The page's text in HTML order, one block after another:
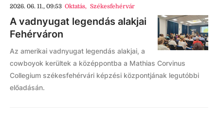
2026. 06. 11., 09:53 Oktatás, Székesfehérvár
A vadnyugat legendás alakjai
Fehérváron
Az amerikai vadnyugat legendás alakjai, a
cowboyok kerültek a középpontba a Mathias Corvinus
Collegium székesfehérvári képzési központjának legutóbbi
előadásán.